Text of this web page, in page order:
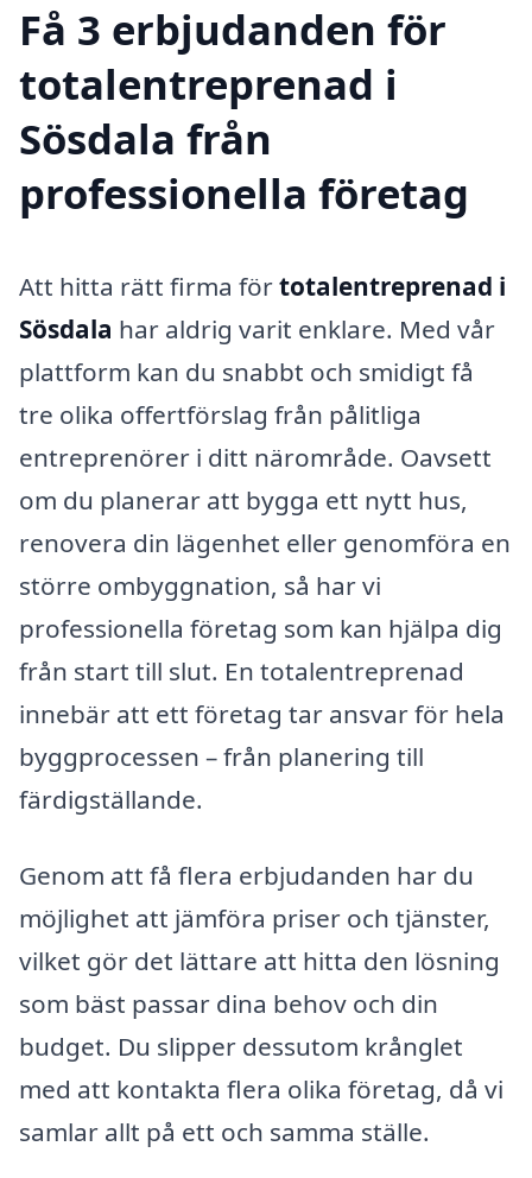
Få 3 erbjudanden för
totalentreprenad i
Sösdala från
professionella företag
Att hitta rätt firma förtotalentreprenad i
Sösdala har aldrig varit enklare. Med vår
plattform kan du snabbt och smidigt få
tre olika offertförslag från pålitliga
entreprenörer i ditt närområde. Oavsett
om du planerar att bygga ett nytt hus,
renovera din lägenhet eller genomföra en
större ombyggnation, så har vi
professionella företag som kan hjälpa dig
från start till slut. En totalentreprenad
innebär att ett företag tar ansvar för hela
byggprocessen – från planering till
färdigställande.
Genom att få flera erbjudanden har du
möjlighet att jämföra priser och tjänster,
vilket gör det lättare att hitta den lösning
som bäst passar dina behov och din
budget. Du slipper dessutom krånglet
med att kontakta flera olika företag, då vi
samlar allt på ett och samma ställe.